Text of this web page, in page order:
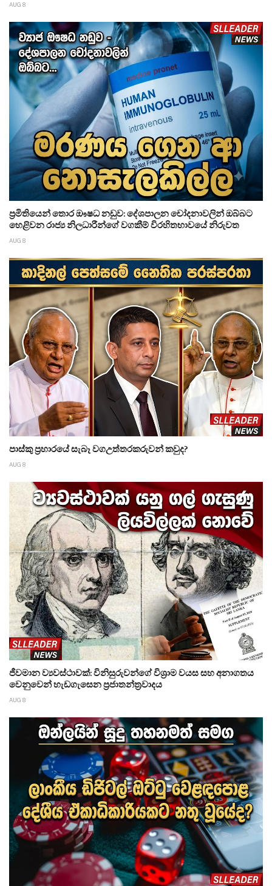
AUG 8
ප්‍රමිතියෙන් තොර ඖෂධ නඩුව: දේශපාලන චෝදනාවලින් ඔබ්බට
හෙළිවන රාජ්‍ය නිලධාරීන්ගේ වගකීම් විරහිතභාවයේ නිරුවත
AUG 8
පාස්කු ප්‍රහාරයේ සැබෑ වගඋත්තරකරුවන් කවුද?
AUG 8
ජීවමාන ව්‍යවස්ථාවක්: විනිසුරුවන්ගේ විශ්‍රාම වයස සහ අනාගතය
වෙනුවෙන් හැඩගැසෙන ප්‍රජාතන්ත්‍රවාදය
AUG 8